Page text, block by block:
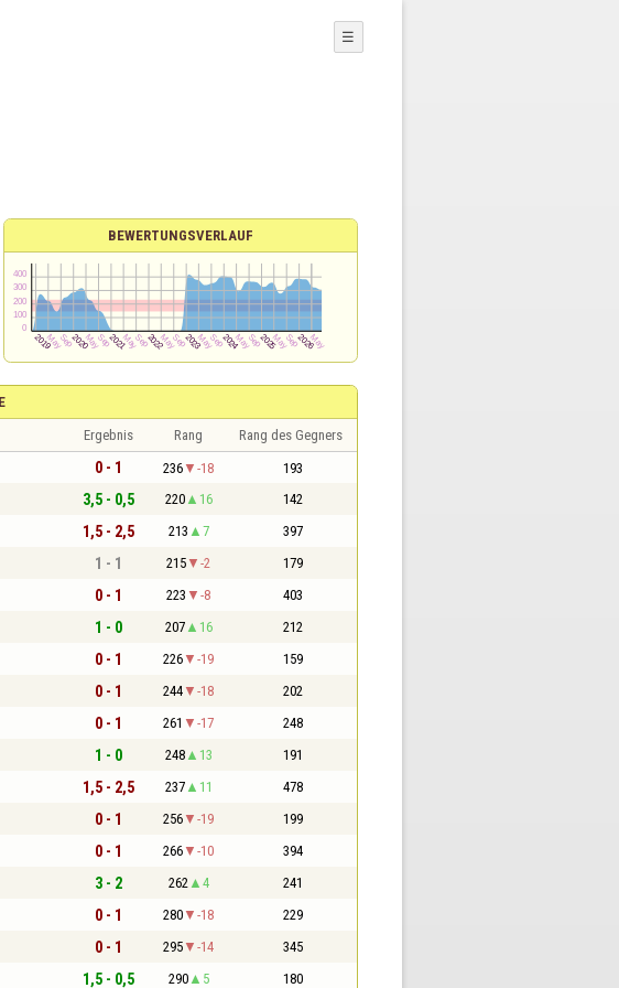
☰
BEWERTUNGSVERLAUF
Ergebnis Rang Rang des Gegners
0 - 1 236 -18 193
3,5 - 0,5 220 16 142
1,5 - 2,5 213 7 397
1 - 1 215 -2 179
0 - 1 223 -8 403
1 - 0 207 16 212
0 - 1 226 -19 159
0 - 1 244 -18 202
0 - 1 261 -17 248
1 - 0 248 13 191
1,5 - 2,5 237 11 478
0 - 1 256 -19 199
0 - 1 266 -10 394
3 - 2 262 4 241
0 - 1 280 -18 229
0 - 1 295 -14 345
1,5 - 0,5 290 5 180